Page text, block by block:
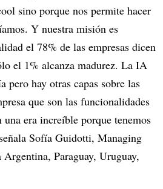
sino porque nos permite hacer
Y nuestra misión es
el 78% de las empresas dicen
el 1% alcanza madurez. La IA
pero hay otras capas sobre las
que son las funcionalidades
una era increíble porque tenemos
Sofía Guidotti, Managing
Paraguay, Uruguay,